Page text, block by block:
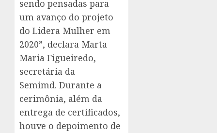
sendo pensadas para
um avanço do projeto
do Lidera Mulher em
2020”, declara Marta
Maria Figueiredo,
secretária da
Semimd. Durante a
cerimônia, além da
entrega de certificados,
houve o depoimento de